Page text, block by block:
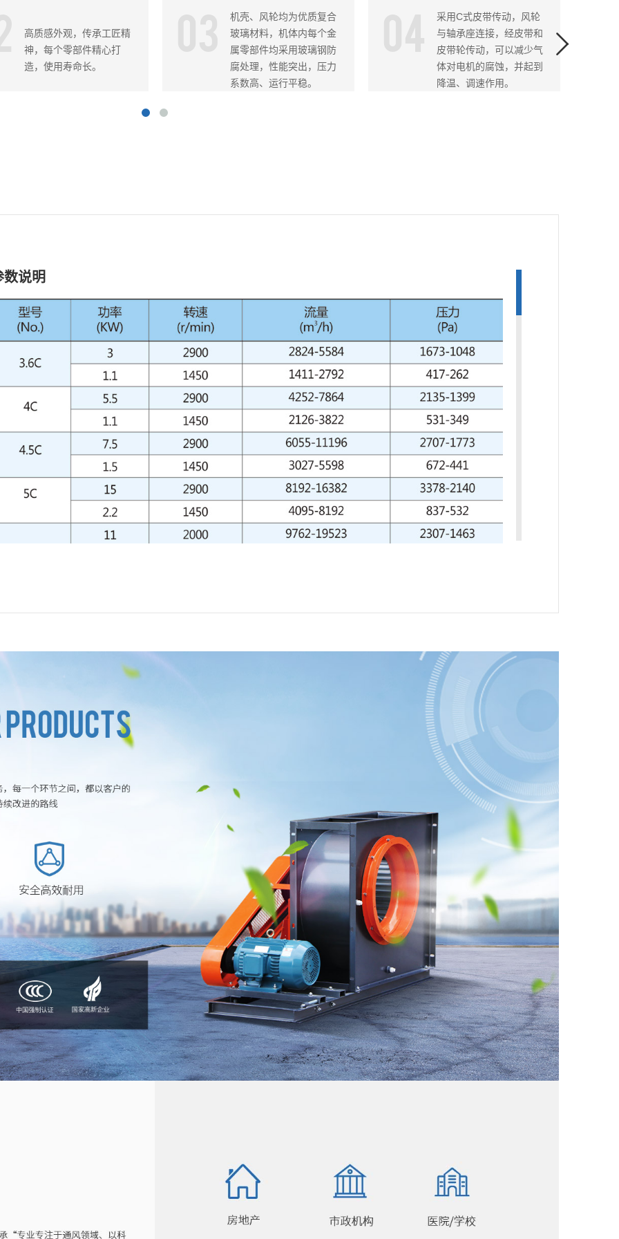
高质感外观，传承工匠精
神，每个零部件精心打
造，使用寿命长。
机壳、风轮均为优质复合
玻璃材料，机体内每个金
属零部件均采用玻璃钢防
腐处理，性能突出，压力
系数高、运行平稳。
采用C式皮带传动，风轮
与轴承座连接，经皮带和
皮带轮传动，可以减少气
体对电机的腐蚀，并起到
降温、调速作用。
数说明